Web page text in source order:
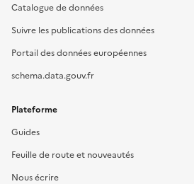
Catalogue de données
Suivre les publications des données
Portail des données européennes
schema.data.gouv.fr
Plateforme
Guides
Feuille de route et nouveautés
Nous écrire